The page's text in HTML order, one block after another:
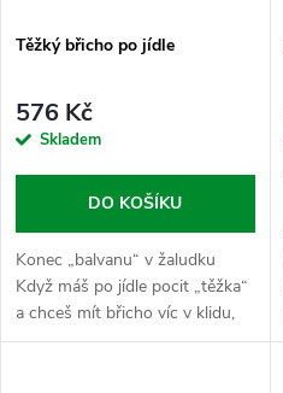
Těžký břicho po jídle
576 Kč
Skladem
DO KOŠÍKU
Konec „balvanu“ v žaludku
Když máš po jídle pocit „těžka“
a chceš mít břicho víc v klidu,
místo abys o něm věděl při